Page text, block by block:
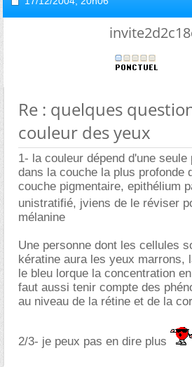
Re : quelques
couleur des yeux
1- la couleur dépend d'une
dans la couche la plus profonde
couche pigmentaire, epithélium
unistratifié, jviens de le réviser
mélanine
Une personne dont les cellules
kératine aura les yeux marrons,
le bleu lorque la concentration
faut aussi tenir compte des
au niveau de la rétine et de la
2/3- je peux pas en dire plus